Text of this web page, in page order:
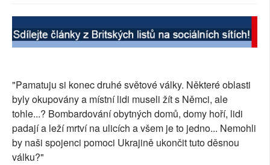
SOCIÁLNÍ SÍTĚ
RUBRIKY
"Pamatuju si konec druhé světové války. Některé oblasti
byly okupovány a místní lidi museli žít s Němci, ale
tohle...? Bombardování obytných domů, domy hoří, lidi
padají a leží mrtví na ulicích a všem je to jedno... Nemohli
by naši spojenci pomoci Ukrajině ukončit tuto děsnou
válku?"